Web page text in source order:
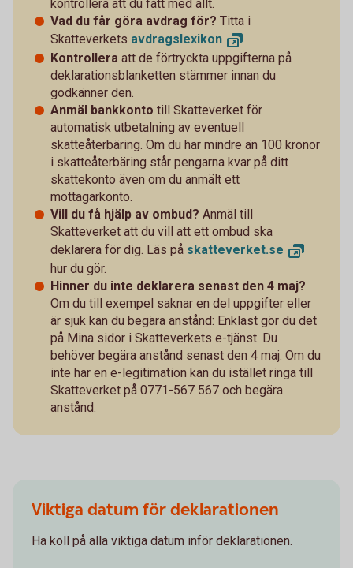
kontrollera att du fått med allt.
Vad du får göra avdrag för? Titta i
Skatteverkets avdragslexikon
Kontrollera att de förtryckta uppgifterna på
deklarationsblanketten stämmer innan du
godkänner den.
Anmäl bankkonto till Skatteverket för
automatisk utbetalning av eventuell
skatteåterbäring. Om du har mindre än 100 kronor
i skatteåterbäring står pengarna kvar på ditt
skattekonto även om du anmält ett
mottagarkonto.
Vill du få hjälp av ombud? Anmäl till
Skatteverket att du vill att ett ombud ska
deklarera för dig. Läs på skatteverket.se
hur du gör.
Hinner du inte deklarera senast den 4 maj?
Om du till exempel saknar en del uppgifter eller
är sjuk kan du begära anstånd: Enklast gör du det
på Mina sidor i Skatteverkets e-tjänst. Du
behöver begära anstånd senast den 4 maj. Om du
inte har en e-legitimation kan du istället ringa till
Skatteverket på 0771-567 567 och begära
anstånd.
Viktiga datum för deklarationen
Ha koll på alla viktiga datum inför deklarationen.